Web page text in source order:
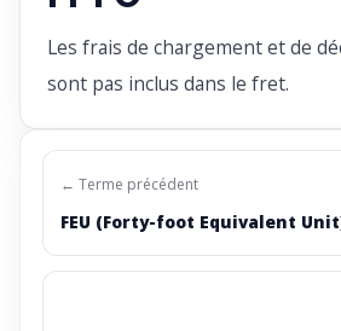
Les frais de chargement et de
sont pas inclus dans le fret.
← Terme précédent
FEU (Forty-foot Equivalent